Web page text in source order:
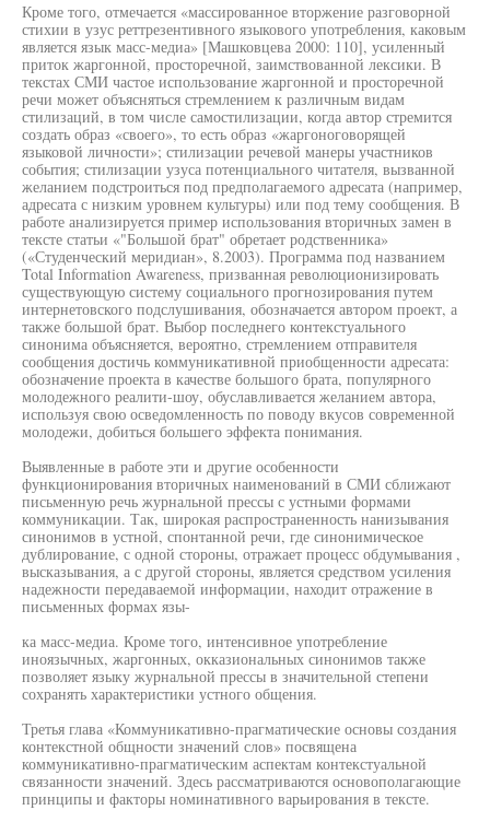
Кроме того, отмечается «массированное вторжение разговорной
стихии в узус реттрезентивного языкового употребления, каковым
является язык масс-медиа» [Машковцева 2000: 110], усиленный
приток жаргонной, просторечной, заимствованной лексики. В
текстах СМИ частое использование жаргонной и просторечной
речи может объясняться стремлением к различным видам
стилизаций, в том числе самостилизации, когда автор стремится
создать образ «своего», то есть образ «жаргоноговорящей
языковой личности»; стилизации речевой манеры участников
события; стилизации узуса потенциального читателя, вызванной
желанием подстроиться под предполагаемого адресата (например,
адресата с низким уровнем культуры) или под тему сообщения. В
работе анализируется пример использования вторичных замен в
тексте статьи «"Большой брат" обретает родственника»
(«Студенческий меридиан», 8.2003). Программа под названием
Total Information Awareness, призванная революционизировать
существующую систему социального прогнозирования путем
интернетовского подслушивания, обозначается автором проект, а
также большой брат. Выбор последнего контекстуального
синонима объясняется, вероятно, стремлением отправителя
сообщения достичь коммуникативной приобщенности адресата:
обозначение проекта в качестве большого брата, популярного
молодежного реалити-шоу, обуславливается желанием автора,
используя свою осведомленность по поводу вкусов современной
молодежи, добиться большего эффекта понимания.
Выявленные в работе эти и другие особенности
функционирования вторичных наименований в СМИ сближают
письменную речь журнальной прессы с устными формами
коммуникации. Так, широкая распространенность нанизывания
синонимов в устной, спонтанной речи, где синонимическое
дублирование, с одной стороны, отражает процесс обдумывания ,
высказывания, а с другой стороны, является средством усиления
надежности передаваемой информации, находит отражение в
письменных формах язы-
ка масс-медиа. Кроме того, интенсивное употребление
иноязычных, жаргонных, окказиональных синонимов также
позволяет языку журнальной прессы в значительной степени
сохранять характеристики устного общения.
Третья глава «Коммуникативно-прагматические основы создания
контекстной общности значений слов» посвящена
коммуникативно-прагматическим аспектам контекстуальной
связанности значений. Здесь рассматриваются основополагающие
принципы и факторы номинативного варьирования в тексте.